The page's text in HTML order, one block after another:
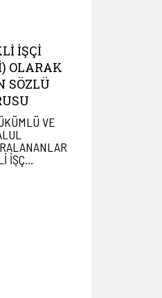
İŞÇİ
OLARAK
SÖZLÜ
VE
İŞÇ…